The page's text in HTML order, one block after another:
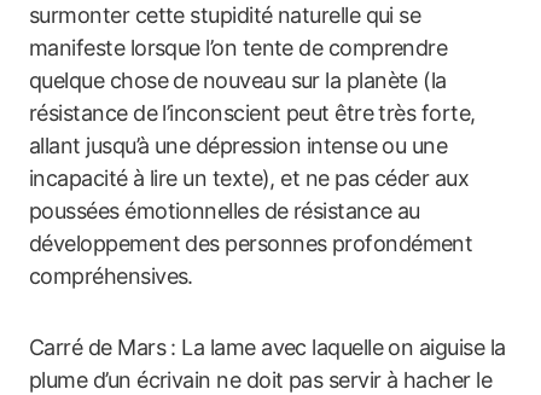
surmonter cette stupidité naturelle qui se
manifeste lorsque l’on tente de comprendre
quelque chose de nouveau sur la planète (la
résistance de l’inconscient peut être très forte,
allant jusqu’à une dépression intense ou une
incapacité à lire un texte), et ne pas céder aux
poussées émotionnelles de résistance au
développement des personnes profondément
compréhensives.
Carré de Mars : La lame avec laquelle on aiguise la
plume d’un écrivain ne doit pas servir à hacher le